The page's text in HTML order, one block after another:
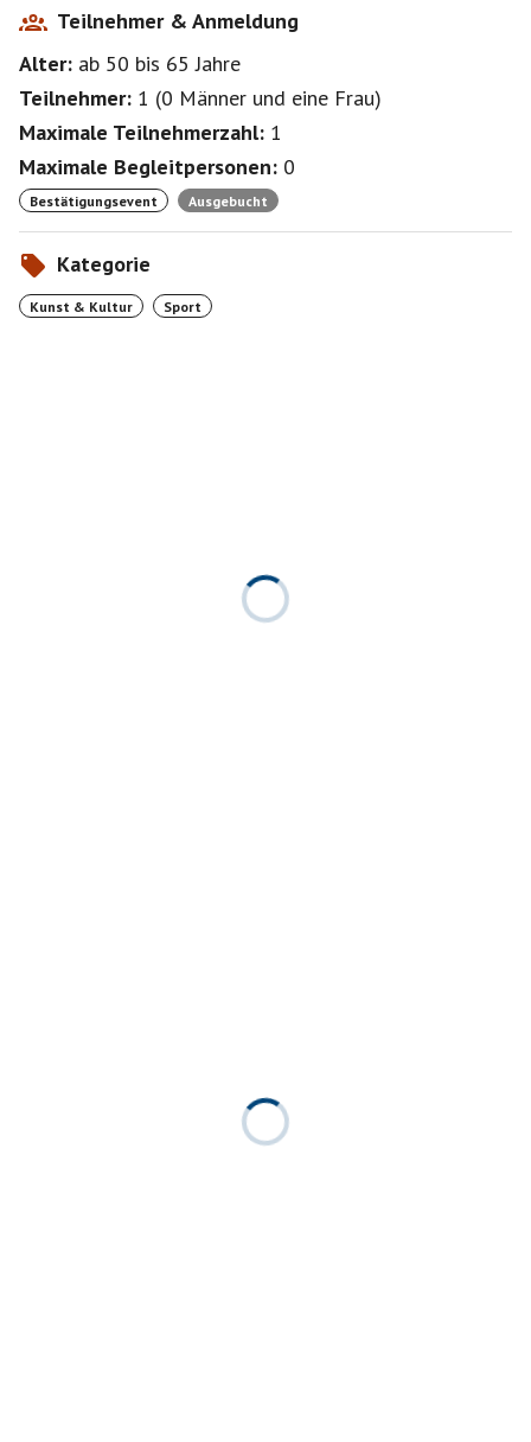
Teilnehmer & Anmeldung
Alter: ab 50 bis 65Jahre
Teilnehmer: 1 (0 Männer und eine Frau)
Maximale Teilnehmerzahl: 1
Maximale Begleitpersonen: 0
Bestätigungsevent Ausgebucht
Kategorie
Kunst & Kultur Sport